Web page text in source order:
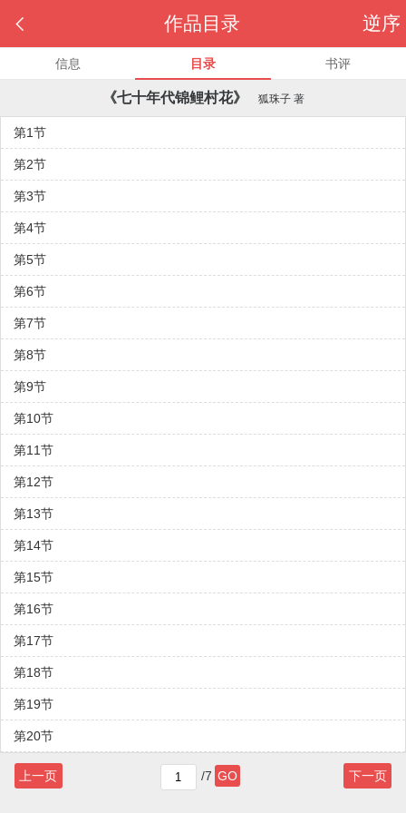
 逆序
作品目录
信息 目录 书评
《七十年代锦鲤村花》 狐珠子著
第1节
第2节
第3节
第4节
第5节
第6节
第7节
第8节
第9节
第10节
第11节
第12节
第13节
第14节
第15节
第16节
第17节
第18节
第19节
第20节
上一页 /7 GO 下一页